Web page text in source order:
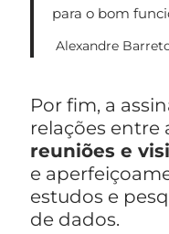
para o bom
Alexandre
Por fim, a
relações entre
reuniões e
e
estudos e
de dados.